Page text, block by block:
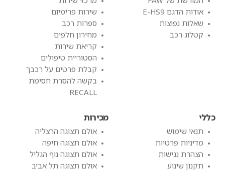
אודות הדגם E-HS9
שאלות נפוצות
קטלוג רכב
שירות פרימיום
ספרות רכב
מחירון חלפים
קריאת שירות
הסטוריית טיפולים
קבלת פרטים על רכבך
בקשה להסרת חסימת
RECALL
כללי
תנאי שימוש
מדיניות פרטיות
הצהרת נגישות
תקנון שינוע
מכירות
אולם תצוגה הרצליה
אולם תצוגה חיפה
אולם תצוגה נוף הגליל
אולם תצוגה תל אביב